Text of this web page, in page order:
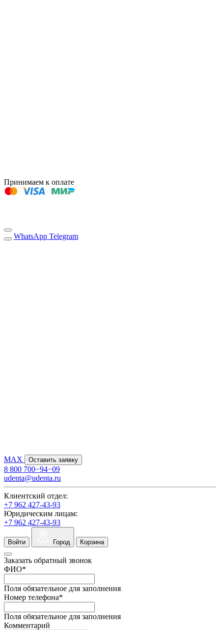
Принимаем к оплате
WhatsApp Telegram
MAX Оставить заявку
8 800 700−94−09
udenta@udenta.ru
Клиентский отдел:
+7 962 427-43-93
Юридическим лицам:
+7 962 427-43-93
Войти Город Корзина
Заказать обратный звонок
ФИО*
Поля обязательное для заполнения
Номер телефона*
Поля обязательное для заполнения
Комментарий